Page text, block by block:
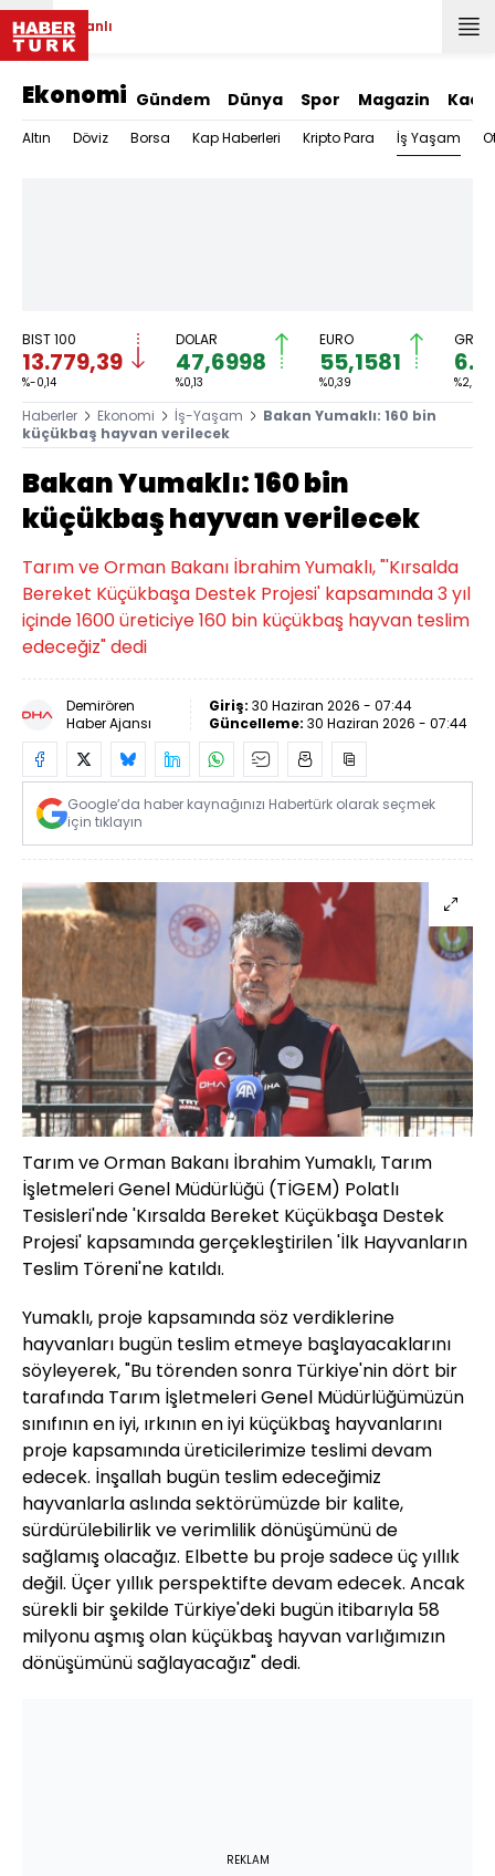
Canlı
Ekonomi Gündem Dünya Spor Magazin
Altın Döviz Borsa Kap Haberleri Kripto Para İş Yaşam
BIST 100
13.779,39
%-0,14
DOLAR
47,6998
%0,13
EURO
55,1581
%0,39 %2,59
Haberler Ekonomi İş-Yaşam
Bakan Yumaklı: 160 bin
küçükbaş hayvan verilecek
Bakan Yumaklı: 160 bin
küçükbaş hayvan verilecek
Tarım ve Orman Bakanı İbrahim Yumaklı, "'Kırsalda
Bereket Küçükbaşa Destek Projesi' kapsamında 3 yıl
içinde 1600 üreticiye 160 bin küçükbaş hayvan teslim
edeceğiz" dedi
Demirören
Haber Ajansı
Giriş: 30 Haziran 2026 - 07:44
Güncelleme: 30 Haziran 2026 - 07:44
Google’da haber kaynağınızı Habertürk olarak seçmek
için tıklayın
Tarım ve Orman Bakanı İbrahim Yumaklı, Tarım
İşletmeleri Genel Müdürlüğü (TİGEM) Polatlı
Tesisleri'nde 'Kırsalda Bereket Küçükbaşa Destek
Projesi' kapsamında gerçekleştirilen 'İlk Hayvanların
Teslim Töreni'ne katıldı.
Yumaklı, proje kapsamında söz verdiklerine
hayvanları bugün teslim etmeye başlayacaklarını
söyleyerek, "Bu törenden sonra Türkiye'nin dört bir
tarafında Tarım İşletmeleri Genel Müdürlüğümüzün
sınıfının en iyi, ırkının en iyi küçükbaş hayvanlarını
proje kapsamında üreticilerimize teslimi devam
edecek. İnşallah bugün teslim edeceğimiz
hayvanlarla aslında sektörümüzde bir kalite,
sürdürülebilirlik ve verimlilik dönüşümünü de
sağlamış olacağız. Elbette bu proje sadece üç yıllık
değil. Üçer yıllık perspektifte devam edecek. Ancak
sürekli bir şekilde Türkiye'deki bugün itibarıyla 58
milyonu aşmış olan küçükbaş hayvan varlığımızın
dönüşümünü sağlayacağız" dedi.
REKLAM